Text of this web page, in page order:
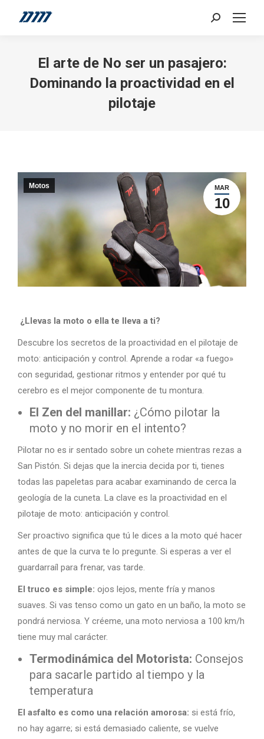
Search:
El arte de No ser un pasajero:
Dominando la proactividad en el
pilotaje
MAR
10
Motos
¿Llevas la moto o ella te lleva a ti?
Descubre los secretos de la proactividad en el pilotaje de
moto: anticipación y control. Aprende a rodar «a fuego»
con seguridad, gestionar ritmos y entender por qué tu
cerebro es el mejor componente de tu montura.
El Zen del manillar: ¿Cómo pilotar la
moto y no morir en el intento?
Pilotar no es ir sentado sobre un cohete mientras rezas a
San Pistón. Si dejas que la inercia decida por ti, tienes
todas las papeletas para acabar examinando de cerca la
geología de la cuneta. La clave es la proactividad en el
pilotaje de moto: anticipación y control.
Ser proactivo significa que tú le dices a la moto qué hacer
antes de que la curva te lo pregunte. Si esperas a ver el
guardarraíl para frenar, vas tarde.
El truco es simple: ojos lejos, mente fría y manos
suaves. Si vas tenso como un gato en un baño, la moto se
pondrá nerviosa. Y créeme, una moto nerviosa a 100 km/h
tiene muy mal carácter.
Termodinámica del Motorista: Consejos
para sacarle partido al tiempo y la
temperatura
El asfalto es como una relación amorosa: si está frío,
no hay agarre; si está demasiado caliente, se vuelve